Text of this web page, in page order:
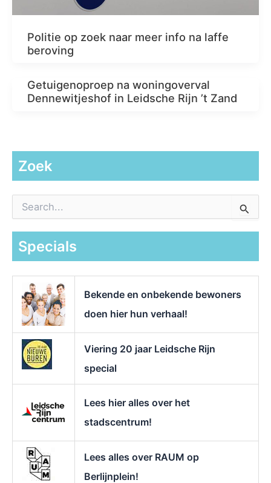
Politie op zoek naar meer info na laffe
beroving
Getuigenoproep na woningoverval
Dennewitjeshof in Leidsche Rijn ’t Zand
Zoek
a
Specials
Bekende en onbekende bewoners
doen hier hun verhaal!
Viering 20 jaar Leidsche Rijn
special
Lees hier alles over het
stadscentrum!
Lees alles over RAUM op
Berlijnplein!